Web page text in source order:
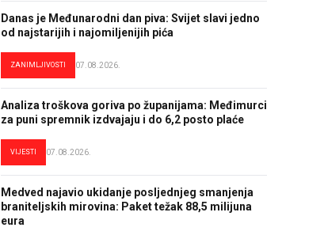
Danas je Međunarodni dan piva: Svijet slavi jedno
od najstarijih i najomiljenijih pića
ZANIMLJIVOSTI 07.08.2026.
Analiza troškova goriva po županijama: Međimurci
za puni spremnik izdvajaju i do 6,2 posto plaće
VIJESTI 07.08.2026.
Medved najavio ukidanje posljednjeg smanjenja
braniteljskih mirovina: Paket težak 88,5 milijuna
eura